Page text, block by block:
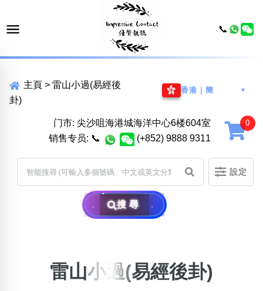
主頁 > 雷山小過(易經後
卦)
香港｜簡 ▼
门市: 尖沙咀海港城海洋中心6楼604室
销售专员: 📞 (+852) 9888 9311
設定
搜尋
雷山小過(易經後卦)
📞